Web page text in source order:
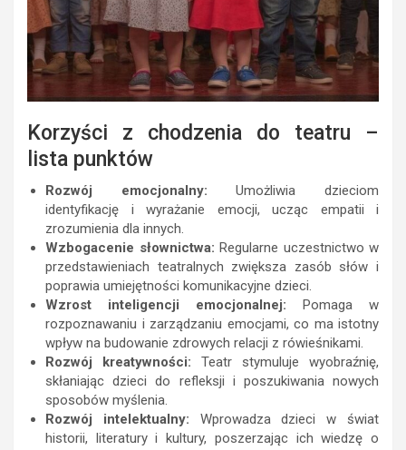
Korzyści z chodzenia do teatru –
lista punktów
Rozwój emocjonalny: Umożliwia dzieciom
identyfikację i wyrażanie emocji, ucząc empatii i
zrozumienia dla innych.
Wzbogacenie słownictwa: Regularne uczestnictwo w
przedstawieniach teatralnych zwiększa zasób słów i
poprawia umiejętności komunikacyjne dzieci.
Wzrost inteligencji emocjonalnej: Pomaga w
rozpoznawaniu i zarządzaniu emocjami, co ma istotny
wpływ na budowanie zdrowych relacji z rówieśnikami.
Rozwój kreatywności: Teatr stymuluje wyobraźnię,
skłaniając dzieci do refleksji i poszukiwania nowych
sposobów myślenia.
Rozwój intelektualny: Wprowadza dzieci w świat
historii, literatury i kultury, poszerzając ich wiedzę o